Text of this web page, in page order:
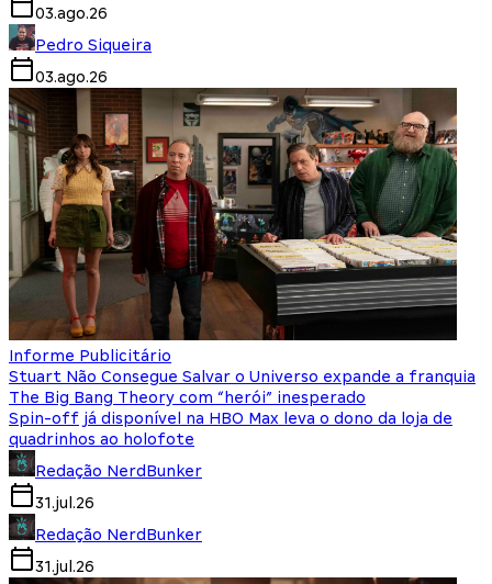
03.ago.26
Pedro Siqueira
03.ago.26
Informe Publicitário
Stuart Não Consegue Salvar o Universo expande a franquia
The Big Bang Theory com “herói” inesperado
Spin-off já disponível na HBO Max leva o dono da loja de
quadrinhos ao holofote
Redação NerdBunker
31.jul.26
Redação NerdBunker
31.jul.26